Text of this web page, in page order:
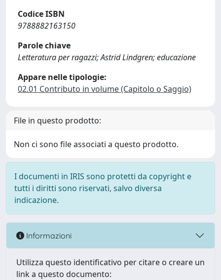
Codice ISBN
9788882163150
Parole chiave
Letteratura per ragazzi; Astrid Lindgren; educazione
Appare nelle tipologie:
02.01 Contributo in volume (Capitolo o Saggio)
File in questo prodotto:
Non ci sono file associati a questo prodotto.
I documenti in IRIS sono protetti da copyright e
tutti i diritti sono riservati, salvo diversa
indicazione.
Informazioni
Utilizza questo identificativo per citare o creare un
link a questo documento: